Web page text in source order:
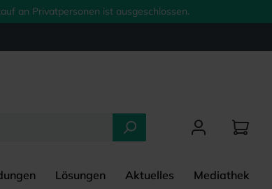
an Privatpersonen ist ausgeschlossen.
Lösungen Aktuelles Mediathek